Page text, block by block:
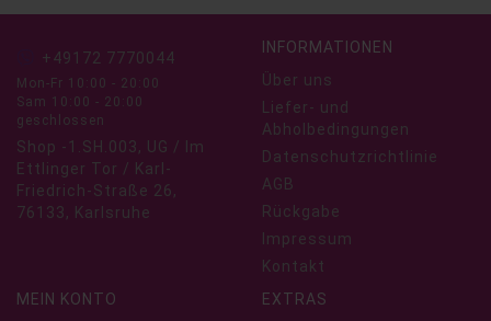
+49172 7770044
Mon-Fr 10:00 - 20:00
Sam 10:00 - 20:00
geschlossen
Shop -1.SH.003, UG / Im
Ettlinger Tor / Karl-
Friedrich-Straße 26,
76133, Karlsruhe
INFORMATIONEN
Über uns
Liefer- und
Abholbedingungen
Datenschutzrichtlinie
AGB
Rückgabe
Impressum
Kontakt
MEIN KONTO
EXTRAS